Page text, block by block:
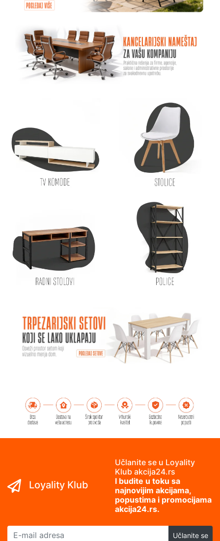
Loyality Klub
Učlanite se u Loyality
Klub akcija24.rs
I budite u toku sa
najnovijim akcijama,
popustima i promocijama
akcija24.rs.
E-mail adresa
Učlanite se